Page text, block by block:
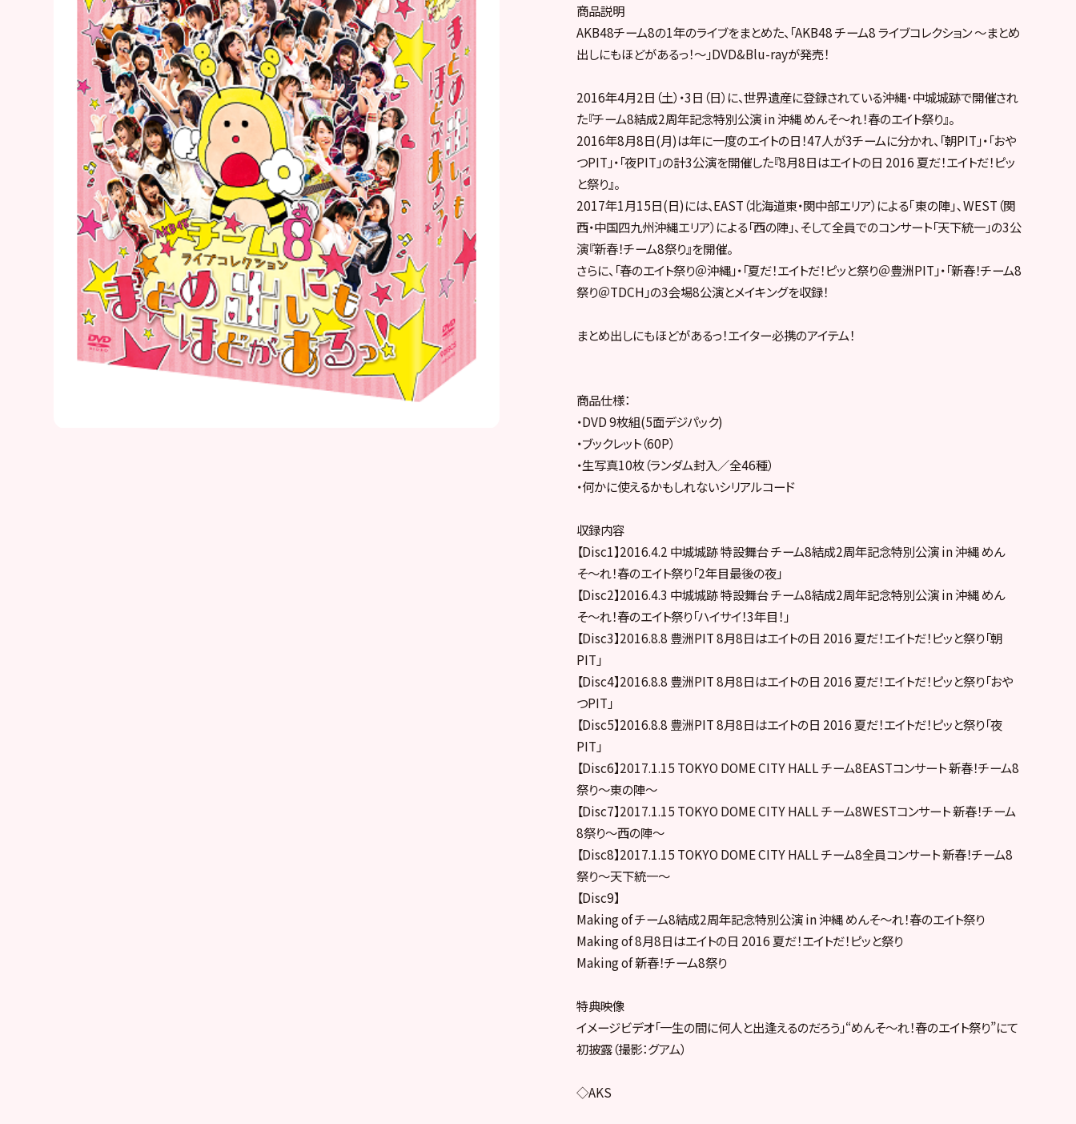
商品説明
AKB48チーム8の1年のライブをまとめた、「AKB48 チーム8 ライブコレクション ～まとめ
出しにもほどがあるっ！～」DVD&Blu-rayが発売！
2016年4月2日（土）・3日（日）に、世界遺産に登録されている沖縄･中城城跡で開催され
た『チーム8結成2周年記念特別公演 in 沖縄 めんそ〜れ！春のエイト祭り』。
2016年8月8日(月)は年に一度のエイトの日！47人が3チームに分かれ、「朝PIT」・「おや
つPIT」・「夜PIT」の計3公演を開催した『8月8日はエイトの日 2016 夏だ！エイトだ！ピッ
と祭り』。
2017年1月15日(日)には、EAST（北海道東・関中部エリア）による｢東の陣｣､WEST（関
西・中国四九州沖縄エリア）による「西の陣」、そして全員でのコンサート「天下統一」の3公
演『新春！チーム8祭り』を開催。
さらに、「春のエイト祭り＠沖縄」・「夏だ！エイトだ！ピッと祭り＠豊洲PIT」・「新春！チーム8
祭り＠TDCH」の3会場8公演とメイキングを収録！
まとめ出しにもほどがあるっ！エイター必携のアイテム！
商品仕様：
・DVD 9枚組(5面デジパック)
・ブックレット（60P）
・生写真10枚（ランダム封入／全46種）
・何かに使えるかもしれないシリアルコード
収録内容
【Disc1】2016.4.2 中城城跡 特設舞台 チーム8結成2周年記念特別公演 in 沖縄 めん
そ〜れ！春のエイト祭り「2年目最後の夜」
【Disc2】2016.4.3 中城城跡 特設舞台 チーム8結成2周年記念特別公演 in 沖縄 めん
そ〜れ！春のエイト祭り「ハイサイ！3年目！」
【Disc3】2016.8.8 豊洲PIT 8月8日はエイトの日 2016 夏だ！エイトだ！ピッと祭り「朝
PIT」
【Disc4】2016.8.8 豊洲PIT 8月8日はエイトの日 2016 夏だ！エイトだ！ピッと祭り「おや
つPIT」
【Disc5】2016.8.8 豊洲PIT 8月8日はエイトの日 2016 夏だ！エイトだ！ピッと祭り「夜
PIT」
【Disc6】2017.1.15 TOKYO DOME CITY HALL チーム8EASTコンサート 新春！チーム8
祭り〜東の陣〜
【Disc7】2017.1.15 TOKYO DOME CITY HALL チーム8WESTコンサート 新春！チーム
8祭り〜西の陣〜
【Disc8】2017.1.15 TOKYO DOME CITY HALL チーム8全員コンサート 新春！チーム8
祭り〜天下統一〜
【Disc9】
Making of チーム8結成2周年記念特別公演 in 沖縄 めんそ〜れ！春のエイト祭り
Making of 8月8日はエイトの日 2016 夏だ！エイトだ！ピッと祭り
Making of 新春！チーム8祭り
特典映像
イメージビデオ「一生の間に何人と出逢えるのだろう」“めんそ〜れ！春のエイト祭り”にて
初披露（撮影：グアム）
◇AKS